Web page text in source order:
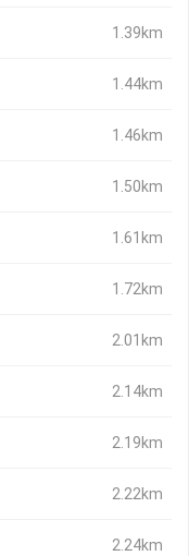
1.39km
1.44km
1.46km
1.50km
1.61km
1.72km
2.01km
2.14km
2.19km
2.22km
2.24km